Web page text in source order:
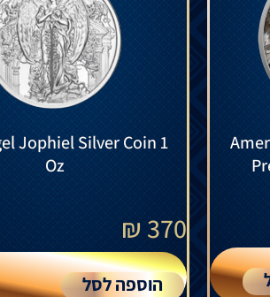
Jophiel Silver Coin 1
Oz
370
₪
הוספה לסל